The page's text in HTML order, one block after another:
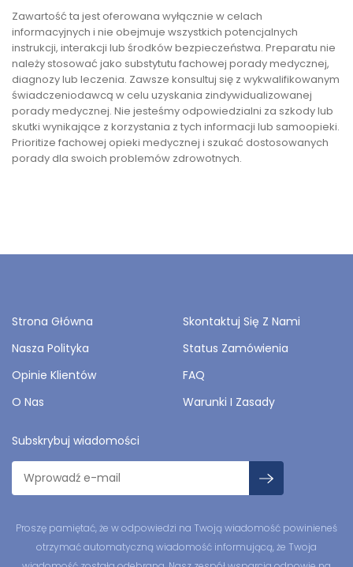
Zawartość ta jest oferowana wyłącznie w celach
informacyjnych i nie obejmuje wszystkich potencjalnych
instrukcji, interakcji lub środków bezpieczeństwa. Preparatu nie
należy stosować jako substytutu fachowej porady medycznej,
diagnozy lub leczenia. Zawsze konsultuj się z wykwalifikowanym
świadczeniodawcą w celu uzyskania zindywidualizowanej
porady medycznej. Nie jesteśmy odpowiedzialni za szkody lub
skutki wynikające z korzystania z tych informacji lub samoopieki.
Prioritize fachowej opieki medycznej i szukać dostosowanych
porady dla swoich problemów zdrowotnych.
Strona Główna
Skontaktuj Się Z Nami
Nasza Polityka
Status Zamówienia
Opinie Klientów
FAQ
O Nas
Warunki I Zasady
Subskrybuj wiadomości
Proszę pamiętać, że w odpowiedzi na Twoją wiadomość powinieneś
otrzymać automatyczną wiadomość informującą, że Twoja